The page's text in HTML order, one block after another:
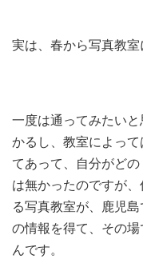
実は、春から写真教
一度は通ってみたい
かるし、教室によっ
てあって、自分がど
は無かったのですが
る写真教室が、鹿児
の情報を得て、その
んです。